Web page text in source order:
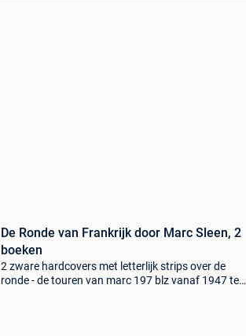
De Ronde van Frankrijk door Marc Sleen, 2
boeken
2 zware hardcovers met letterlijk strips over de
ronde - de touren van marc 197 blz vanaf 1947 tem